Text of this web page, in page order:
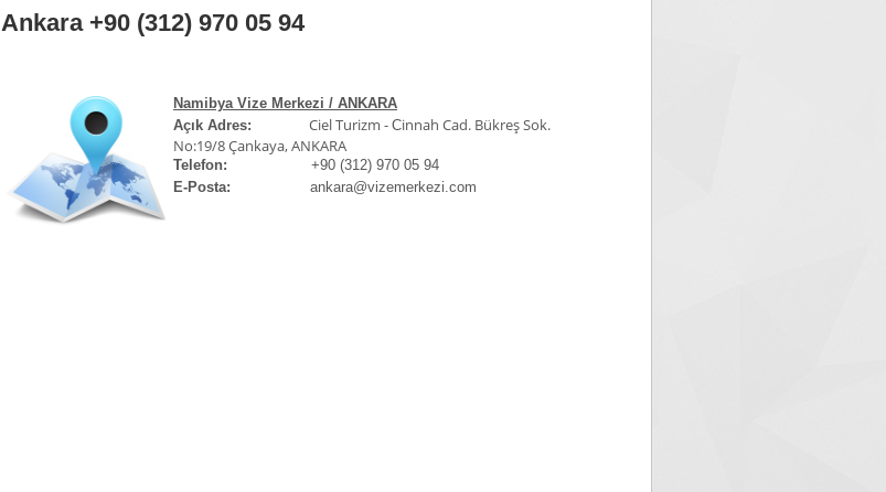
Ankara +90 (312) 970 05 94
Namibya Vize Merkezi / ANKARA
Açık Adres:
Ciel Turizm - Cinnah Cad. Bükreş Sok.
No:19/8 Çankaya, ANKARA
Telefon: +90 (312) 970 05 94
E-Posta: ankara@vizemerkezi.com